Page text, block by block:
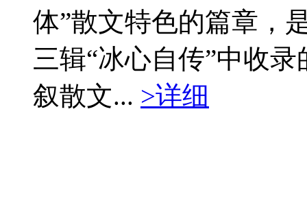
体”散文特色的篇章，
三辑“冰心自传”中收
叙散文... >详细